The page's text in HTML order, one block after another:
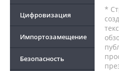
Цифровизация
Импортозамещение
Безопасность
*